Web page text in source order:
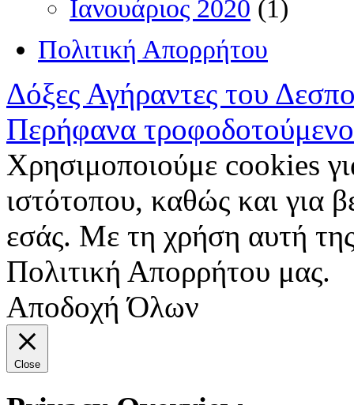
Ιανουάριος 2020 (1)
Πολιτική Απορρήτου
Δόξες Αγήραντες του
Περήφανα
Χρησιμοποιούμε cookies
ιστότοπου, καθώς και για
εσάς. Με τη χρήση αυτή
Πολιτική Απορρήτου μας.
Αποδοχή Όλων
Close